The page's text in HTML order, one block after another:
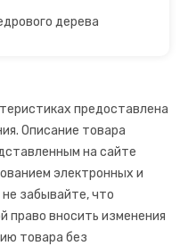
дерева
предоставлена
Описание товара
на сайте
электронных и
забывайте, что
право вносить изменения
товара без